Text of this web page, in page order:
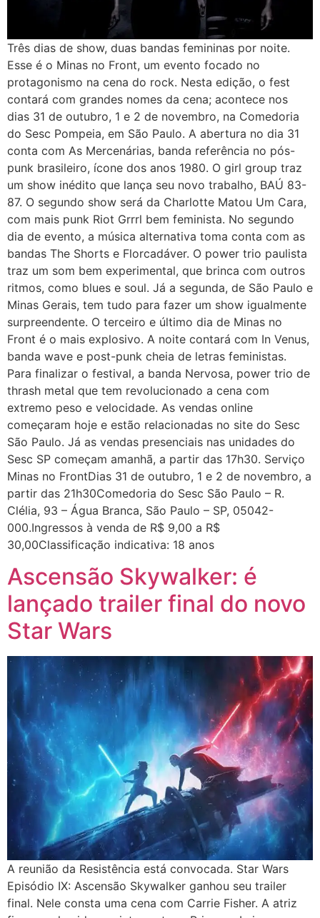
Três dias de show, duas bandas femininas por noite.
Esse é o Minas no Front, um evento focado no
protagonismo na cena do rock. Nesta edição, o fest
contará com grandes nomes da cena; acontece nos
dias 31 de outubro, 1 e 2 de novembro, na Comedoria
do Sesc Pompeia, em São Paulo. A abertura no dia 31
conta com As Mercenárias, banda referência no pós-
punk brasileiro, ícone dos anos 1980. O girl group traz
um show inédito que lança seu novo trabalho, BAÚ 83-
87. O segundo show será da Charlotte Matou Um Cara,
com mais punk Riot Grrrl bem feminista. No segundo
dia de evento, a música alternativa toma conta com as
bandas The Shorts e Florcadáver. O power trio paulista
traz um som bem experimental, que brinca com outros
ritmos, como blues e soul. Já a segunda, de São Paulo e
Minas Gerais, tem tudo para fazer um show igualmente
surpreendente. O terceiro e último dia de Minas no
Front é o mais explosivo. A noite contará com In Venus,
banda wave e post-punk cheia de letras feministas.
Para finalizar o festival, a banda Nervosa, power trio de
thrash metal que tem revolucionado a cena com
extremo peso e velocidade. As vendas online
começaram hoje e estão relacionadas no site do Sesc
São Paulo. Já as vendas presenciais nas unidades do
Sesc SP começam amanhã, a partir das 17h30. Serviço
Minas no FrontDias 31 de outubro, 1 e 2 de novembro, a
partir das 21h30Comedoria do Sesc São Paulo – R.
Clélia, 93 – Água Branca, São Paulo – SP, 05042-
000.Ingressos à venda de R$ 9,00 a R$
30,00Classificação indicativa: 18 anos
Ascensão Skywalker: é
lançado trailer final do novo
Star Wars
A reunião da Resistência está convocada. Star Wars
Episódio IX: Ascensão Skywalker ganhou seu trailer
final. Nele consta uma cena com Carrie Fisher. A atriz